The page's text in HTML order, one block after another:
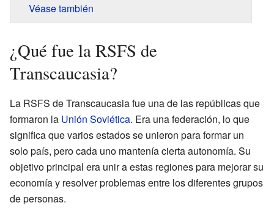
Véase también
¿Qué fue la RSFS de
Transcaucasia?
La RSFS de Transcaucasia fue una de las repúblicas que
formaron la Unión Soviética. Era una federación, lo que
significa que varios estados se unieron para formar un
solo país, pero cada uno mantenía cierta autonomía. Su
objetivo principal era unir a estas regiones para mejorar su
economía y resolver problemas entre los diferentes grupos
de personas.